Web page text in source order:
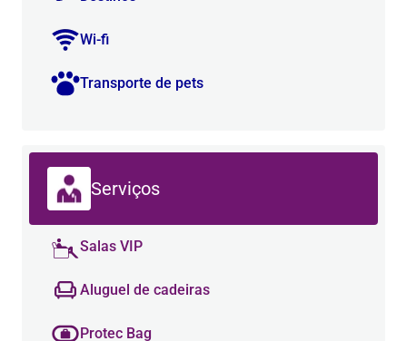
Wi-fi
Transporte de pets
Serviços
Salas VIP
Aluguel de cadeiras
Protec Bag